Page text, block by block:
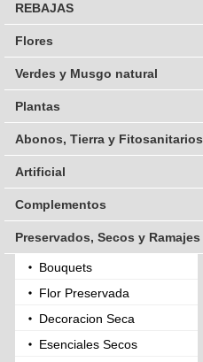
REBAJAS
Flores
Verdes y Musgo natural
Plantas
Abonos, Tierra y Fitosanitarios
Artificial
Complementos
Preservados, Secos y Ramajes
Bouquets
Flor Preservada
Decoracion Seca
Esenciales Secos